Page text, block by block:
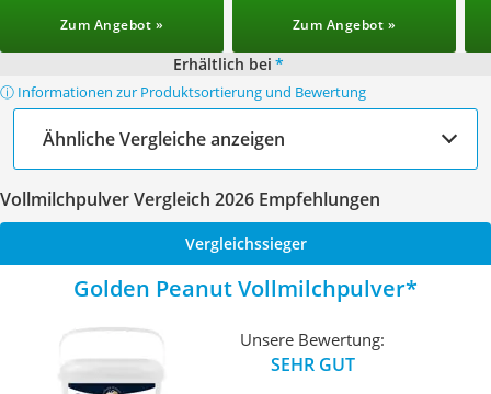
Zum Angebot » Zum Angebot »
Erhältlich bei *
ⓘ Informationen zur Produktsortierung und Bewertung
Ähnliche Vergleiche anzeigen
Vollmilchpulver Vergleich 2026 Empfehlungen
Vergleichssieger
Golden Peanut Vollmilchpulver
Unsere Bewertung:
SEHR GUT